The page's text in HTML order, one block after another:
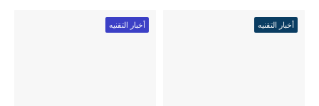
أخبار التقنيه أخبار التقنيه